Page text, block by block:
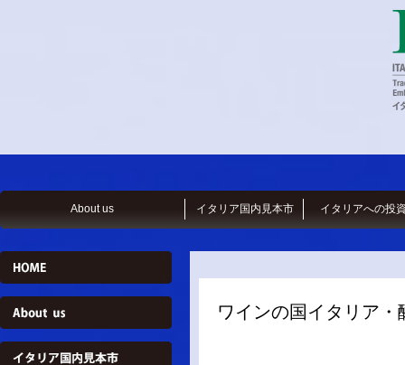
About us イタリア国内見本市 イタリアへの投
ワインの国イタリア